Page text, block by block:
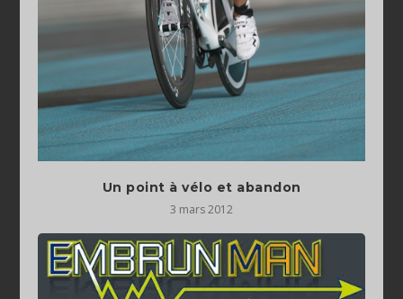
Un point à vélo et abandon
3 mars 2012